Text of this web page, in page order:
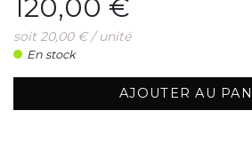
120,00 €
soit 20,00 € / unité
En stock
AJOUTER AU